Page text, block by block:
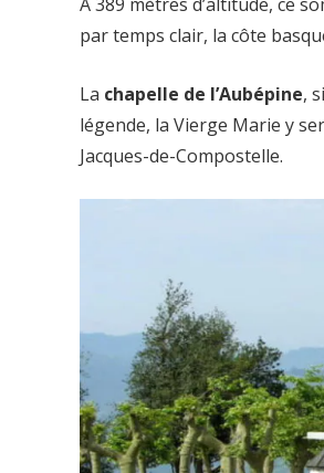
par temps clair, la côte
La chapelle de l’Aubépine,
légende, la Vierge Marie y
Jacques-de-Compostelle.